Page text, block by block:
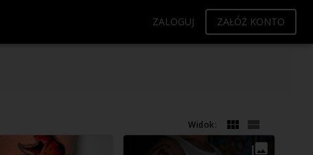
ZALOGUJ ZAŁÓŻ KONTO
Widok: